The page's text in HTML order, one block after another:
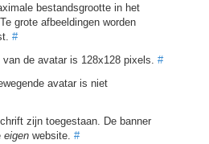
bestandsgrootte in het
grote afbeeldingen worden
#
de avatar is 128x128 pixels. #
avatar is niet
zijn toegestaan. De banner
eigenwebsite. #